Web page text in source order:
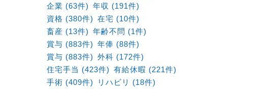
企業 (63件) 年収 (191件)
資格 (380件) 在宅 (10件)
畜産 (13件) 年齢不問 (1件)
賞与 (883件) 年俸 (88件)
賞与 (883件) 外科 (172件)
住宅手当 (423件) 有給休暇 (221件)
手術 (409件)
リハビリ (18件)